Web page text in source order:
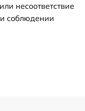
несоответствие
соблюдении